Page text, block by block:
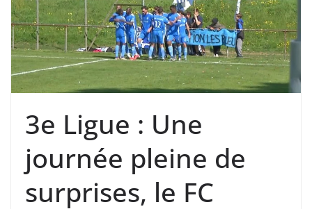
3e Ligue : Une
journée pleine de
surprises, le FC